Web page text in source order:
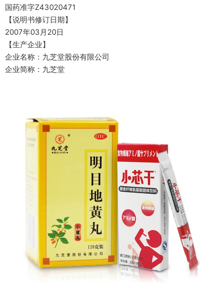
国药准字Z43020471
【说明书修订日期】
2007年03月20日
【生产企业】
企业名称：九芝堂股份有限公司
企业简称：九芝堂